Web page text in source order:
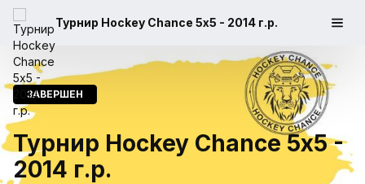
Турнир Hockey Chance 5х5 - 2014 г.р.
ЗАВЕРШЕН
Турнир Hockey Chance 5х5 -
2014 г.р.